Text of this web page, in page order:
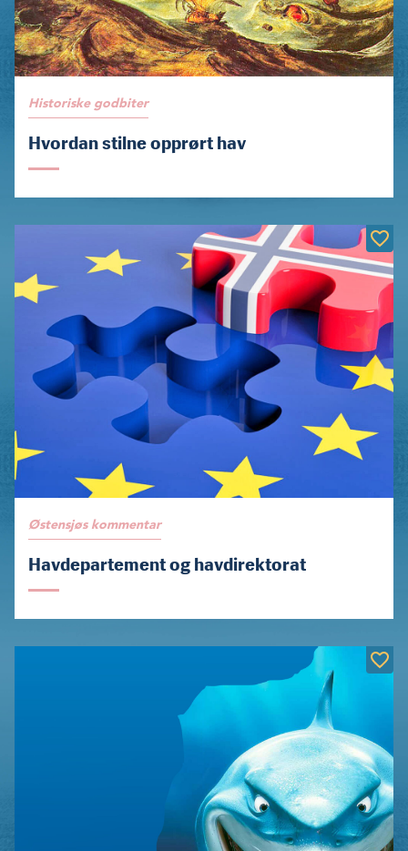
Historiske godbiter
Hvordan stilne opprørt hav
Østensjøs kommentar
Havdepartement og havdirektorat